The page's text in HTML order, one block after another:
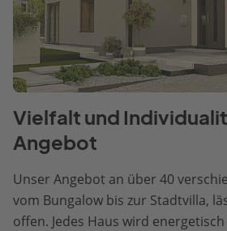
Vielfalt und
Angebot
Unser Angebot an über 40
vom Bungalow bis zur Stadtvilla,
offen. Jedes Haus wird